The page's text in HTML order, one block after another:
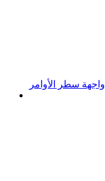
واجهة سطر الأوامر